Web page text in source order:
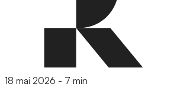
18 mai 2026 - 7 min